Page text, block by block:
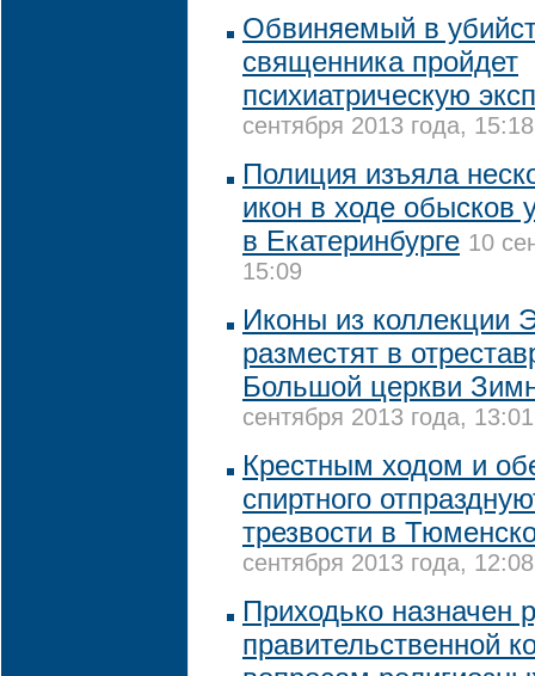
Обвиняемый в
священника пройдет
психиатрическую
сентября 2013 года, 15:18
Полиция изъяла
икон в ходе обысков
в Екатеринбурге 10
15:09
Иконы из коллекции
разместят в
Большой церкви
сентября 2013 года, 13:01
Крестным ходом и
спиртного
трезвости в
сентября 2013 года, 12:08
Приходько назначен
правительственной